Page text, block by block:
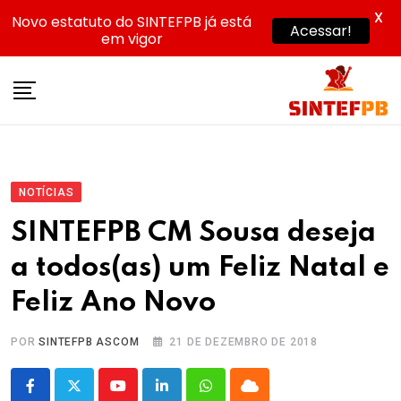
NOTÍCIAS
SINTEFPB CM Sousa deseja
a todos(as) um Feliz Natal e
Feliz Ano Novo
PORSINTEFPB ASCOM 21 DE DEZEMBRO DE 2018
YoutubeLinkedInWhatsappCloud
Novo estatuto do SINTEFPB já está
em vigor
Acessar!
X